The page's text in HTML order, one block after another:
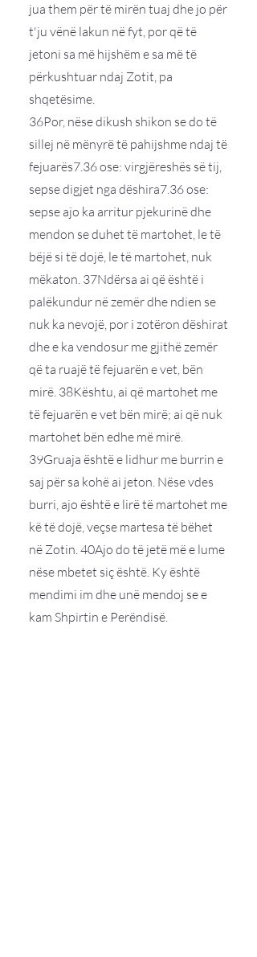
jua them për të mirën tuaj dhe jo për
t'ju vënë lakun në fyt, por që të
jetoni sa më hijshëm e sa më të
përkushtuar ndaj Zotit, pa
shqetësime.
36Por, nëse dikush shikon se do të
sillej në mënyrë të pahijshme ndaj të
fejuarës7.36 ose: virgjëreshës së tij,
sepse digjet nga dëshira7.36 ose:
sepse ajo ka arritur pjekurinë dhe
mendon se duhet të martohet, le të
bëjë si të dojë, le të martohet, nuk
mëkaton. 37Ndërsa ai që është i
palëkundur në zemër dhe ndien se
nuk ka nevojë, por i zotëron dëshirat
dhe e ka vendosur me gjithë zemër
që ta ruajë të fejuarën e vet, bën
mirë. 38Kështu, ai që martohet me
të fejuarën e vet bën mirë; ai që nuk
martohet bën edhe më mirë.
39Gruaja është e lidhur me burrin e
saj për sa kohë ai jeton. Nëse vdes
burri, ajo është e lirë të martohet me
kë të dojë, veçse martesa të bëhet
në Zotin. 40Ajo do të jetë më e lume
nëse mbetet siç është. Ky është
mendimi im dhe unë mendoj se e
kam Shpirtin e Perëndisë.